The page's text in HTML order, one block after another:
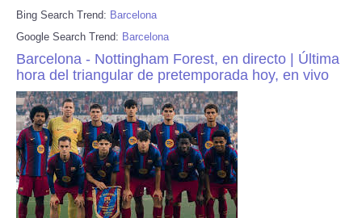
Bing Search Trend: Barcelona
Google Search Trend: Barcelona
Barcelona - Nottingham Forest, en directo | Última
hora del triangular de pretemporada hoy, en vivo